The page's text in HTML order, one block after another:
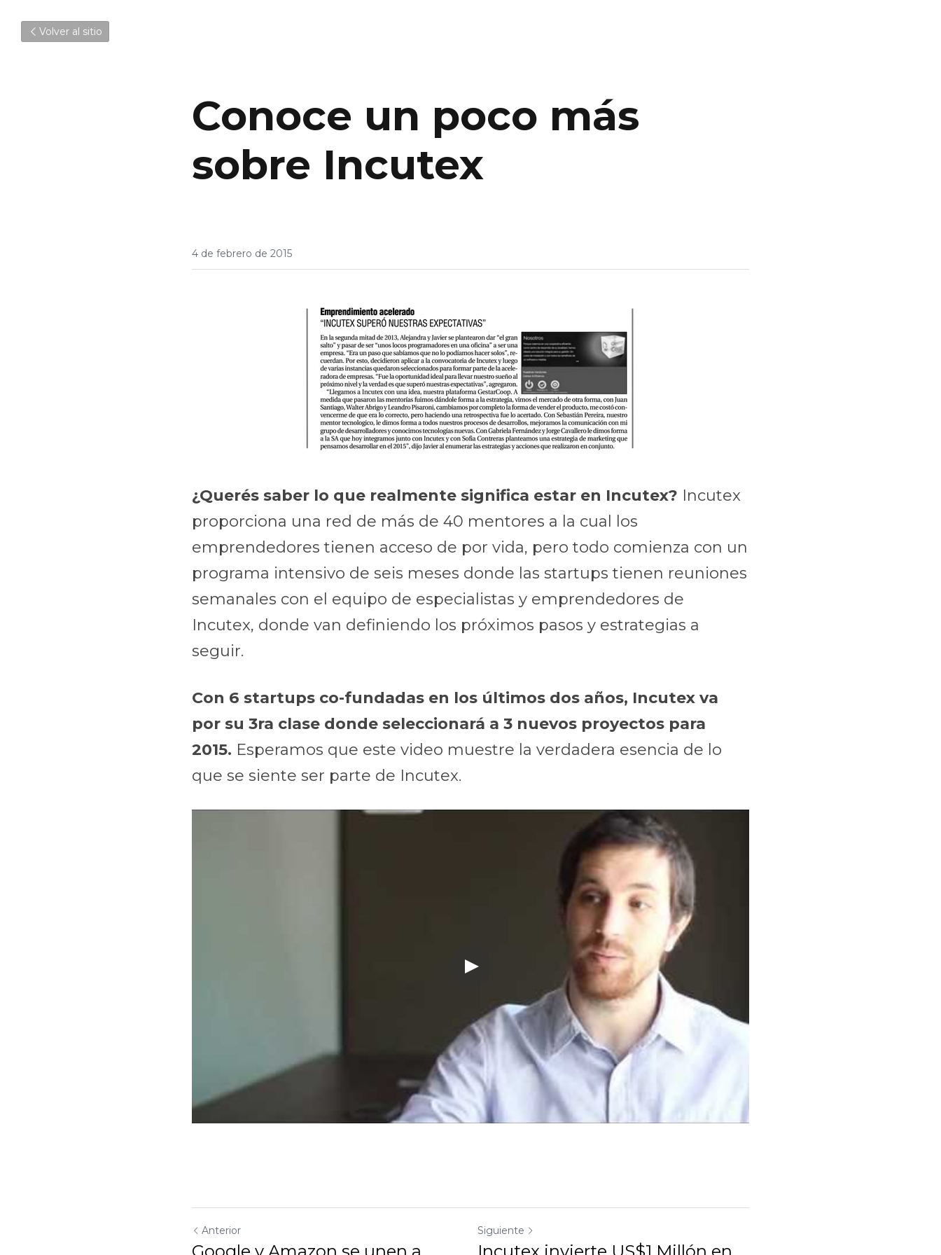
Volver al sitio
Conoce un poco más
sobre Incutex
4 de febrero de 2015
¿Querés saber lo que realmente significa estar en Incutex? Incutex
proporciona una red de más de 40 mentores a la cual los
emprendedores tienen acceso de por vida, pero todo comienza con un
programa intensivo de seis meses donde las startups tienen reuniones
semanales con el equipo de especialistas y emprendedores de
Incutex, donde van definiendo los próximos pasos y estrategias a
seguir.
Con 6 startups co-fundadas en los últimos dos años, Incutex va
por su 3ra clase donde seleccionará a 3 nuevos proyectos para
2015. Esperamos que este video muestre la verdadera esencia de lo
que se siente ser parte de Incutex.
Anterior Siguiente